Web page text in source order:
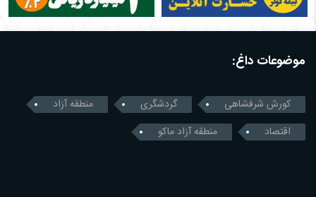
موضوعات داغ:
کورش شرفشاهی گردشگری
منطقه آزاد
اقتصاد
منطقه آزاد ماکو